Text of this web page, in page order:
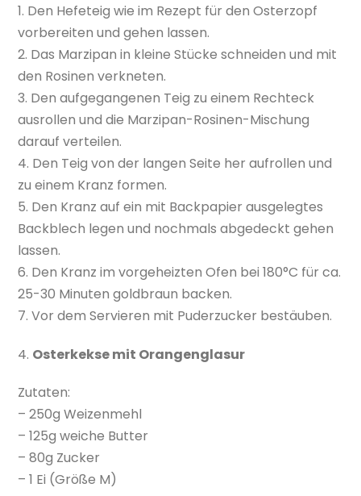
1. Den Hefeteig wie im Rezept für den Osterzopf
vorbereiten und gehen lassen.
2. Das Marzipan in kleine Stücke schneiden und mit
den Rosinen verkneten.
3. Den aufgegangenen Teig zu einem Rechteck
ausrollen und die Marzipan-Rosinen-Mischung
darauf verteilen.
4. Den Teig von der langen Seite her aufrollen und
zu einem Kranz formen.
5. Den Kranz auf ein mit Backpapier ausgelegtes
Backblech legen und nochmals abgedeckt gehen
lassen.
6. Den Kranz im vorgeheizten Ofen bei 180°C für ca.
25-30 Minuten goldbraun backen.
7. Vor dem Servieren mit Puderzucker bestäuben.
4. Osterkekse mit Orangenglasur
Zutaten:
– 250g Weizenmehl
– 125g weiche Butter
– 80g Zucker
– 1 Ei (Größe M)